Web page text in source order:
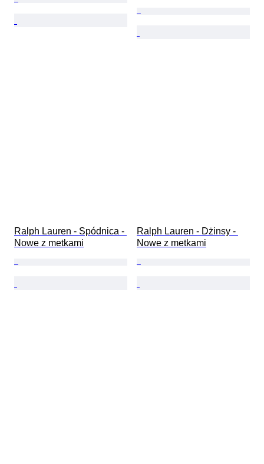
Ralph Lauren - Spódnica -
Nowe z metkami
Ralph Lauren - Dżinsy -
Nowe z metkami